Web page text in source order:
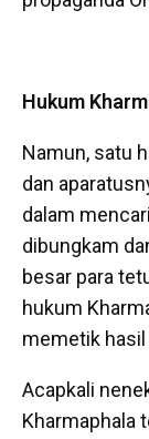
Hukum
Namun, satu
dan
dalam
dibungkam
besar para
hukum
memetik hasil
Acapkali
Kharmaphala